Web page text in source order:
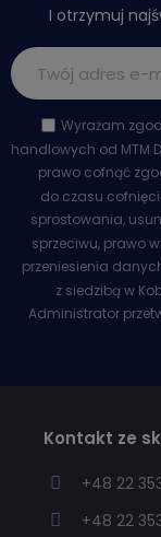
I otrzymuj
Wyrażam
handlowych od MTM
prawo cofnąć
do czasu
sprostowania,
sprzeciwu, prawo
przeniesienia
z siedzibą w
Administrator
Kontakt ze
+48 22 353
+48 22